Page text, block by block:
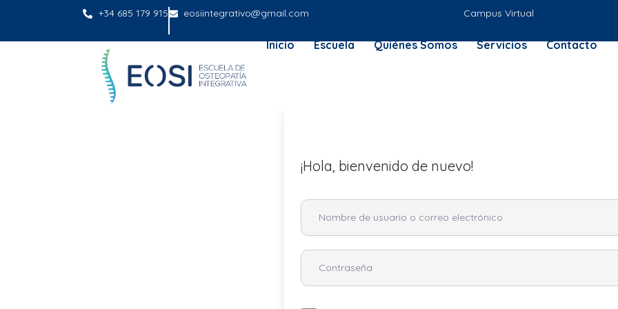
+34 685 179 915 eosiintegrativo@gmail.com Campus Virtual
Inicio Escuela Quiénes Somos Servicios Contacto
¡Hola, bienvenido de nuevo!